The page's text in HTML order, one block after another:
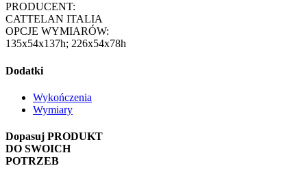
PRODUCENT:
CATTELAN ITALIA
OPCJE WYMIARÓW:
135x54x137h; 226x54x78h
Dodatki
Wykończenia
Wymiary
Dopasuj PRODUKT
DO SWOICH
POTRZEB